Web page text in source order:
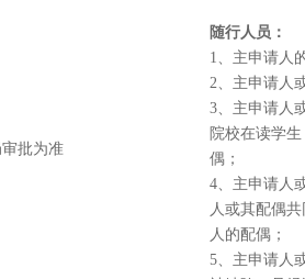
批为准
随行人员：
1、主申请人
2、主申请人
3、主申请人
院校在读学
偶；
4、主申请人
人或其配偶
人的配偶；
5、主申请人